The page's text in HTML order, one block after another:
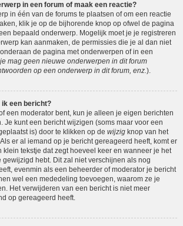
in een forum of maak een reactie?
in één van de forums te plaatsen of om een reactie
klik je op de bijhorende knop op ofwel de pagina
bepaald onderwerp. Mogelijk moet je je registreren
kan aanmaken, de permissies die je al dan niet
de pagina met onderwerpen of in een
je mag geen nieuwe onderwerpen in dit forum
op een onderwerp in dit forum, enz.).
ik een bericht?
een moderator bent, kun je alleen je eigen berichten
Je kunt een bericht wijzigen (soms maar voor een
is) door te klikken op de wijzig knop van het
er al iemand op je bericht gereageerd heeft, komt er
klein tekstje dat zegt hoeveel keer en wanneer je het
gewijzigd hebt. Dit zal niet verschijnen als nog
evenmin als een beheerder of moderator je bericht
wel een mededeling toevoegen, waarom ze je
Het verwijderen van een bericht is niet meer
op gereageerd heeft.